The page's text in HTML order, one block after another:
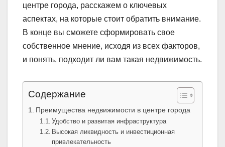
центре города, расскажем о ключевых
аспектах, на которые стоит обратить внимание.
В конце вы сможете сформировать свое
собственное мнение, исходя из всех факторов,
и понять, подходит ли вам такая недвижимость.
Содержание
Преимущества недвижимости в центре города
Удобство и развитая инфраструктура
Высокая ликвидность и инвестиционная
привлекательность